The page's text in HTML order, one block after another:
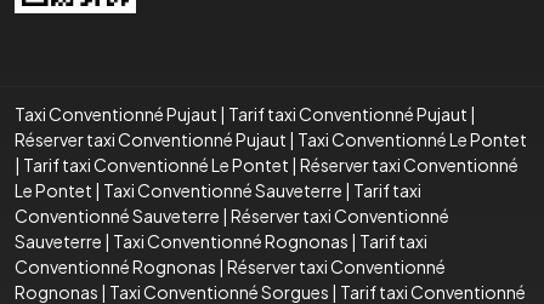
Taxi Conventionné Pujaut | Tarif taxi Conventionné Pujaut |
Réserver taxi Conventionné Pujaut | Taxi Conventionné Le Pontet
| Tarif taxi Conventionné Le Pontet | Réserver taxi Conventionné
Le Pontet | Taxi Conventionné Sauveterre | Tarif taxi
Conventionné Sauveterre | Réserver taxi Conventionné
Sauveterre | Taxi Conventionné Rognonas | Tarif taxi
Conventionné Rognonas | Réserver taxi Conventionné
Rognonas | Taxi Conventionné Sorgues | Tarif taxi Conventionné